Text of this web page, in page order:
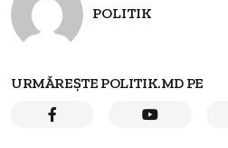
POLITIK
URMĂREȘTE POLITIK.MD PE